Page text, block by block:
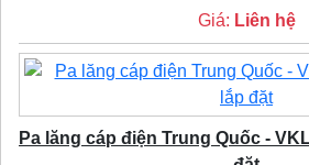
Giá: Liên hệ
Pa lăng cáp điện Trung Quốc -